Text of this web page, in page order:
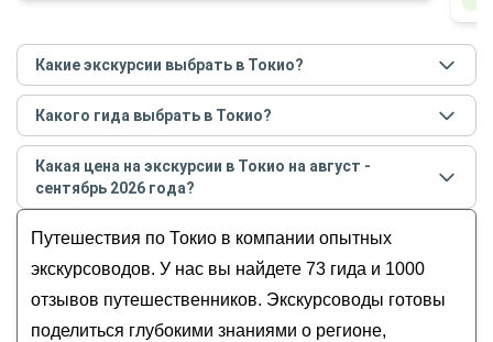
Какие экскурсии выбрать в Токио?
Самые популярные экскурсиив Токиов августе -
сентябре 2026года:
Из сердца Токио к его душе: от Императорского
дворца до Асакусы
Это Токио!
Самые-самые места Токио
У подножья Фудзиямы (из Токио)
Токио сквозь века: от древних стен до
Какого гида выбрать в Токио?
Лучшие гидыв Токиопо рейтингу и отзывам в
августе 2026 года:
Элена
Екатерина
Аэлита
Ирина
Какая цена на экскурсии в Токио на август -
сентябрь 2026 года?
2026года от 14до 1 000 USD
Путешествия по Токио в компании опытных
экскурсоводов. У нас вы найдете 73 гида и 1000
отзывов путешественников. Экскурсоводы готовы
поделиться глубокими знаниями о регионе,